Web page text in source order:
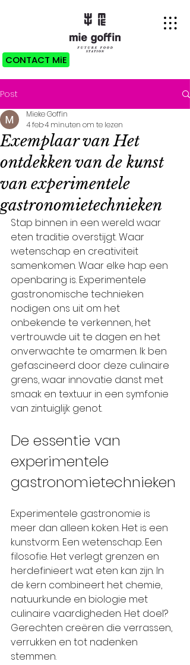
CONTACT MiE
Post
Exemplaar van Het
ontdekken van de kunst
van experimentele
gastronomietechnieken
Mieke Goffin
4 feb4 minuten om te lezen
Stap binnen in een wereld waar
eten traditie overstijgt. Waar
wetenschap en creativiteit
samenkomen. Waar elke hap een
openbaring is. Experimentele
gastronomische technieken
nodigen ons uit om het
onbekende te verkennen, het
vertrouwde uit te dagen en het
onverwachte te omarmen. Ik ben
gefascineerd door deze culinaire
grens, waar innovatie danst met
smaak en textuur in een symfonie
van zintuiglijk genot.
De essentie van
experimentele
gastronomietechnieken
Experimentele gastronomie is
meer dan alleen koken. Het is een
kunstvorm. Een wetenschap. Een
filosofie. Het verlegt grenzen en
herdefinieert wat eten kan zijn. In
de kern combineert het chemie,
natuurkunde en biologie met
culinaire vaardigheden. Het doel?
Gerechten creëren die verrassen,
verrukken en tot nadenken
stemmen.